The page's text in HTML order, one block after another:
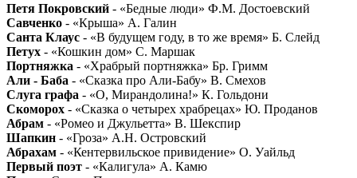
Петя Покровский - «Бедные люди» Ф.М. Достоевский
Савченко - «Крыша» А. Галин
Санта Клаус - «В будущем году, в то же время» Б. Слейд
Петух - «Кошкин дом» С. Маршак
Портняжка - «Храбрый портняжка» Бр. Гримм
Али - Баба - «Сказка про Али-Бабу» В. Смехов
Слуга графа - «О, Мирандолина!» К. Гольдони
Скоморох - «Сказка о четырех храбрецах» Ю. Проданов
Абрам - «Ромео и Джульетта» В. Шекспир
Шапкин - «Гроза» А.Н. Островский
Абрахам - «Кентервильское привидение» О. Уайльд
Первый поэт - «Калигула» А. Камю